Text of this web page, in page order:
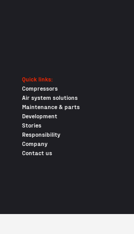
Quick links:
Compressors
Air system solutions
Maintenance & parts
Development
Stories
Responsibility
Company
Contact us